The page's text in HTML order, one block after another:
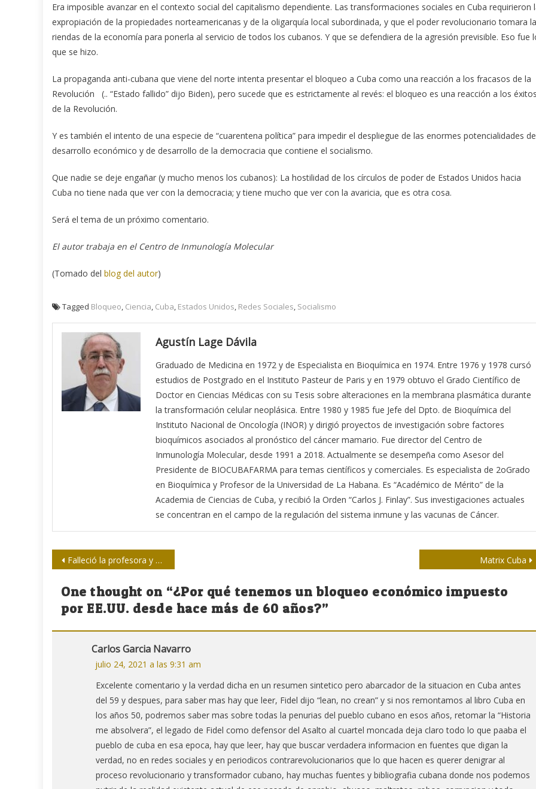
Era imposible avanzar en el contexto social del capitalismo dependiente. Las transformaciones sociales en Cuba requirieron
expropiación de la propiedades norteamericanas y de la oligarquía local subordinada, y que el poder revolucionario tomara la
riendas de la economía para ponerla al servicio de todos los cubanos. Y que se defendiera de la agresión previsible. Eso fue
que se hizo.
La propaganda anti-cubana que viene del norte intenta presentar el bloqueo a Cuba como una reacción a los fracasos de la
Revolución (.. “Estado fallido” dijo Biden), pero sucede que es estrictamente al revés: el bloqueo es una reacción a los éxitos
de la Revolución.
Y es también el intento de una especie de “cuarentena política” para impedir el despliegue de las enormes potencialidades de
desarrollo económico y de desarrollo de la democracia que contiene el socialismo.
Que nadie se deje engañar (y mucho menos los cubanos): La hostilidad de los círculos de poder de Estados Unidos hacia
Cuba no tiene nada que ver con la democracia; y tiene mucho que ver con la avaricia, que es otra cosa.
Será el tema de un próximo comentario.
El autor trabaja en el Centro de Inmunología Molecular
(Tomado del blog del autor)
Tagged Bloqueo, Ciencia, Cuba, Estados Unidos, Redes Sociales, Socialismo
Agustín Lage Dávila
Graduado de Medicina en 1972 y de Especialista en Bioquímica en 1974. Entre 1976 y 1978 cursó
estudios de Postgrado en el Instituto Pasteur de Paris y en 1979 obtuvo el Grado Científico de
Doctor en Ciencias Médicas con su Tesis sobre alteraciones en la membrana plasmática durante
la transformación celular neoplásica. Entre 1980 y 1985 fue Jefe del Dpto. de Bioquímica del
Instituto Nacional de Oncología (INOR) y dirigió proyectos de investigación sobre factores
bioquímicos asociados al pronóstico del cáncer mamario. Fue director del Centro de
Inmunología Molecular, desde 1991 a 2018. Actualmente se desempeña como Asesor del
Presidente de BIOCUBAFARMA para temas científicos y comerciales. Es especialista de 2oGrado
en Bioquímica y Profesor de la Universidad de La Habana. Es “Académico de Mérito” de la
Academia de Ciencias de Cuba, y recibió la Orden “Carlos J. Finlay”. Sus investigaciones actuales
se concentran en el campo de la regulación del sistema inmune y las vacunas de Cáncer.
Navegación
de
entradas
Falleció la profesora y combatiente clandestina Nuria Nuiry Sánchez Matrix Cuba
One thought on “¿Por qué tenemos un bloqueo económico impuesto
por EE.UU. desde hace más de 60 años?”
Carlos Garcia Navarro
julio 24, 2021 a las 9:31 am
Excelente comentario y la verdad dicha en un resumen sintetico pero abarcador de la situacion en Cuba antes
del 59 y despues, para saber mas hay que leer, Fidel dijo “lean, no crean” y si nos remontamos al libro Cuba en
los años 50, podremos saber mas sobre todas la penurias del pueblo cubano en esos años, retomar la “Historia
me absolvera”, el legado de Fidel como defensor del Asalto al cuartel moncada deja claro todo lo que paaba el
pueblo de cuba en esa epoca, hay que leer, hay que buscar verdadera informacion en fuentes que digan la
verdad, no en redes sociales y en periodicos contrarevolucionarios que lo que hacen es querer denigrar al
proceso revolucionario y transformador cubano, hay muchas fuentes y bibliografia cubana donde nos podemos